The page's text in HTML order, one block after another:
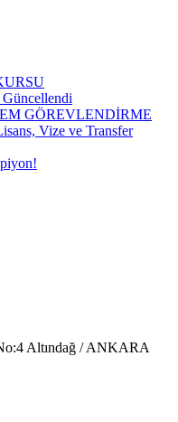
Güncellendi
GÖREVLENDİRME
Vize ve Transfer
Altındağ / ANKARA